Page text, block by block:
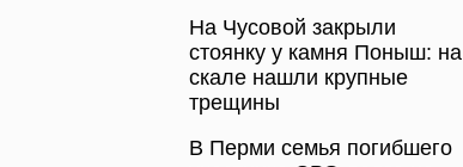
На Чусовой закрыли
стоянку у камня Поныш: на
скале нашли крупные
трещины
В Перми семья погибшего